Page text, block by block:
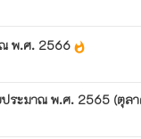
ณ พ.ศ. 2566 whatshot
ประมาณ พ.ศ. 2565 (ตุ